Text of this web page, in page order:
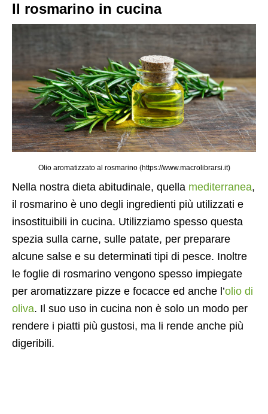
Il rosmarino in cucina
Olio aromatizzato al rosmarino (https://www.macrolibrarsi.it)
Nella nostra dieta abitudinale, quella mediterranea,
il rosmarino è uno degli ingredienti più utilizzati e
insostituibili in cucina. Utilizziamo spesso questa
spezia sulla carne, sulle patate, per preparare
alcune salse e su determinati tipi di pesce. Inoltre
le foglie di rosmarino vengono spesso impiegate
per aromatizzare pizze e focacce ed anche l’olio di
oliva. Il suo uso in cucina non è solo un modo per
rendere i piatti più gustosi, ma li rende anche più
digeribili.